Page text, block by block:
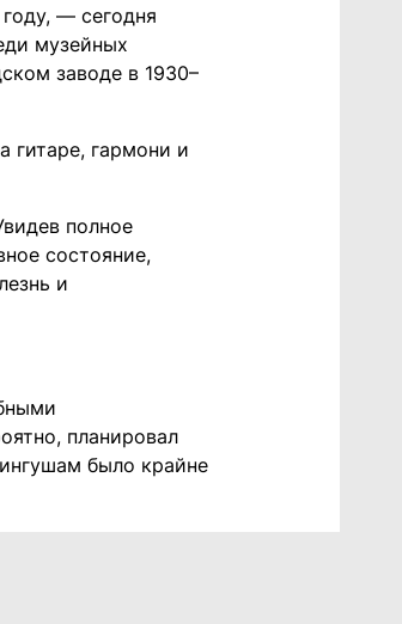
— сегодня
музейных
заводе в 1930–
гитаре, гармони и
полное
состояние,
и
планировал
было крайне